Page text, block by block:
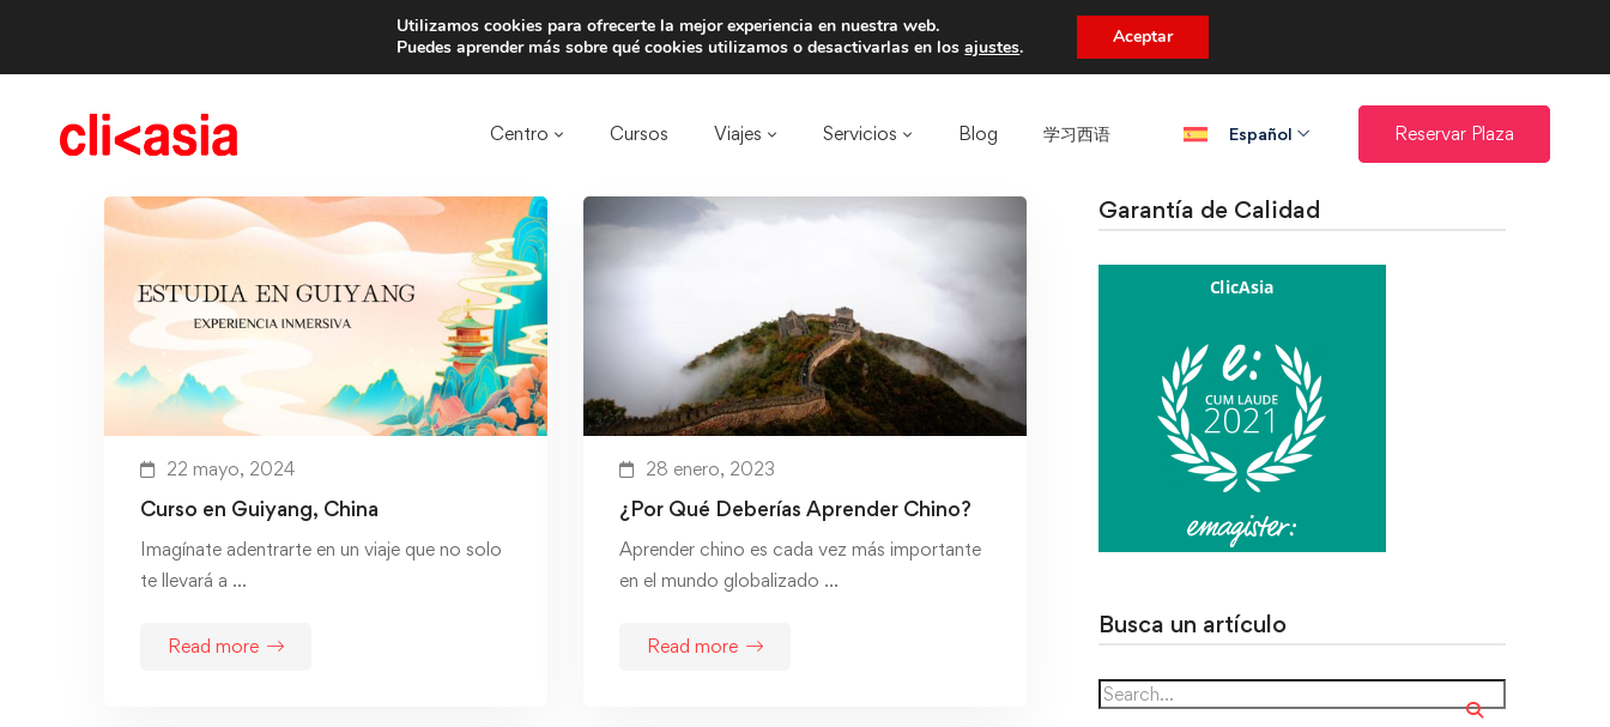
Trae a un amigo y llevaos un total de 75€ de descuento.
Centro Cursos Viajes Servicios Blog 学习西语​ Español Reservar Plaza
22 mayo, 2024
Curso en Guiyang, China
Imagínate adentrarte en un viaje que no solo
te llevará a …
Read more
28 enero, 2023
¿Por Qué Deberías Aprender Chino?
Aprender chino es cada vez más importante
en el mundo globalizado …
Read more
Garantía de Calidad
Busca un artículo
Utilizamos cookies para ofrecerte la mejor experiencia en nuestra web.
Puedes aprender más sobre qué cookies utilizamos o desactivarlas en losajustes. Aceptar